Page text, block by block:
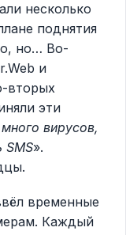
несколько
поднятия
но… Во-
и
вторых
эти
вирусов,
SMS».
временные
Каждый